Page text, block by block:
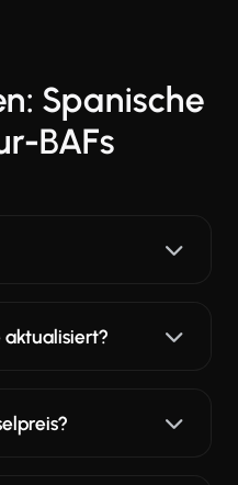
Spanische
BAFs